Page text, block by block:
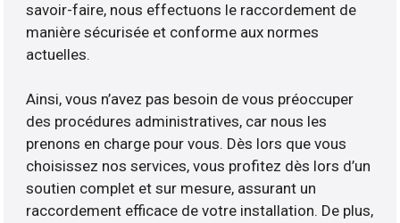
savoir-faire, nous effectuons le raccordement de
manière sécurisée et conforme aux normes
actuelles.
Ainsi, vous n’avez pas besoin de vous préoccuper
des procédures administratives, car nous les
prenons en charge pour vous. Dès lors que vous
choisissez nos services, vous profitez dès lors d’un
soutien complet et sur mesure, assurant un
raccordement efficace de votre installation. De plus,